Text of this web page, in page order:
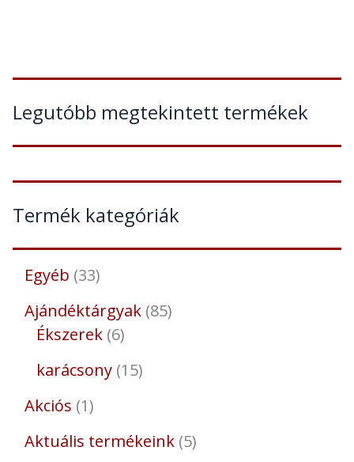
Legutóbb megtekintett termékek
Termék kategóriák
Egyéb 33
Ajándéktárgyak 85
Ékszerek 6
karácsony 15
Akciós 1
Aktuális termékeink 5